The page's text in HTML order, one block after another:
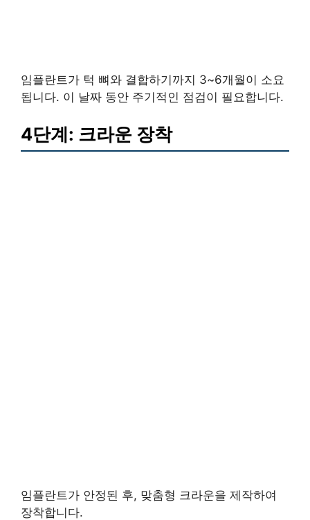
임플란트가 턱 뼈와 결합하기까지 3~6개월이 소요
됩니다. 이 날짜 동안 주기적인 점검이 필요합니다.
4단계: 크라운 장착
임플란트가 안정된 후, 맞춤형 크라운을 제작하여
장착합니다.